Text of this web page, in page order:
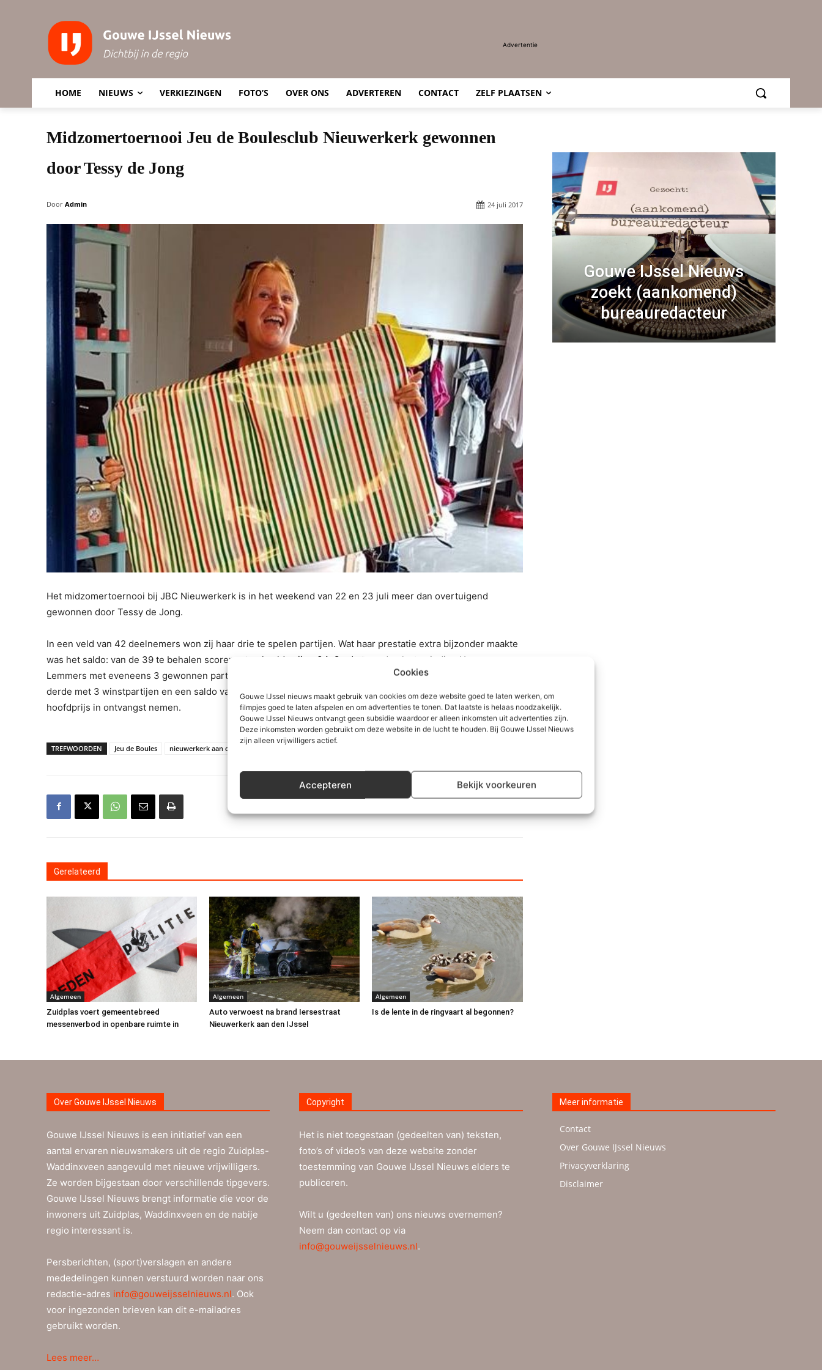
Cookies
Gouwe IJssel nieuws maakt gebruik van cookies om deze website goed te laten werken, om
filmpjes goed te laten afspelen en om advertenties te tonen. Dat laatste is helaas noodzakelijk.
Gouwe IJssel Nieuws ontvangt geen subsidie waardoor er alleen inkomsten uit advertenties zijn.
Deze inkomsten worden gebruikt om deze website in de lucht te houden. Bij Gouwe IJssel Nieuws
zijn alleen vrijwilligers actief.
Accepteren Bekijk voorkeuren
Advertentie
HOME NIEUWS VERKIEZINGEN FOTO’S OVER ONS ADVERTEREN CONTACT ZELF PLAATSEN
Midzomertoernooi Jeu de Boulesclub Nieuwerkerk gewonnen
door Tessy de Jong
Door Admin 24 juli 2017
Het midzomertoernooi bij JBC Nieuwerkerk is in het weekend van 22 en 23 juli meer dan overtuigend
gewonnen door Tessy de Jong.
In een veld van 42 deelnemers won zij haar drie te spelen partijen. Wat haar prestatie extra bijzonder maakte
was het saldo: van de 39 te behalen scorepunten haalde zij er 34. Op de tweede plaats eindige Humprey
Lemmers met eveneens 3 gewonnen partijen. Zijn saldo stokte op 21 punten. Jan van Ewijk eindigde als
derde met 3 winstpartijen en een saldo van 20 punten. Na afloop kon Tessy de door haar verdiende
hoofdprijs in ontvangst nemen.
TREFWOORDEN Jeu de Boules nieuwerkerk aan den IJssel toernooi
Gerelateerd
Algemeen
Zuidplas voert gemeentebreed
messenverbod in openbare ruimte in
Algemeen
Auto verwoest na brand Iersestraat
Nieuwerkerk aan den IJssel
Algemeen
Is de lente in de ringvaart al begonnen?
Gouwe IJssel Nieuws
zoekt (aankomend)
bureauredacteur
Over Gouwe IJssel Nieuws
Gouwe IJssel Nieuws is een initiatief van een
aantal ervaren nieuwsmakers uit de regio Zuidplas-
Waddinxveen aangevuld met nieuwe vrijwilligers.
Ze worden bijgestaan door verschillende tipgevers.
Gouwe IJssel Nieuws brengt informatie die voor de
inwoners uit Zuidplas, Waddinxveen en de nabije
regio interessant is.
Persberichten, (sport)verslagen en andere
mededelingen kunnen verstuurd worden naar ons
redactie-adres info@gouweijsselnieuws.nl. Ook
voor ingezonden brieven kan dit e-mailadres
gebruikt worden.
Lees meer…
Copyright
Het is niet toegestaan (gedeelten van) teksten,
foto’s of video’s van deze website zonder
toestemming van Gouwe IJssel Nieuws elders te
publiceren.
Wilt u (gedeelten van) ons nieuws overnemen?
Neem dan contact op via
info@gouweijsselnieuws.nl.
Meer informatie
Contact
Over Gouwe IJssel Nieuws
Privacyverklaring
Disclaimer